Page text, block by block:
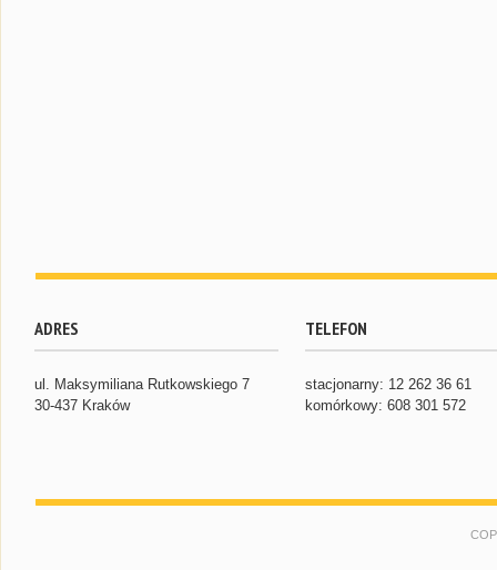
ADRES
ul. Maksymiliana Rutkowskiego 7
30-437 Kraków
TELEFON
stacjonarny: 12 262 36 61
komórkowy: 608 301 572